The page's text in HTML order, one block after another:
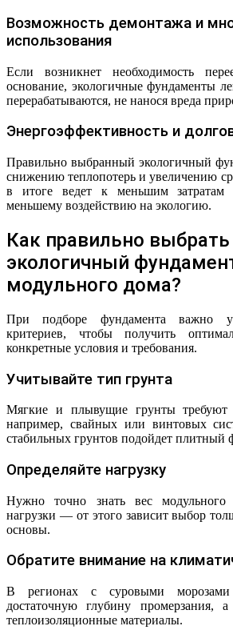
Возможность демонтажа и
использования
Если возникнет необходимость
основание, экологичные фундаменты
перерабатываются, не нанося вреда
Энергоэффективность и
Правильно выбранный экологичный
снижению теплопотерь и увеличению
в итоге ведет к меньшим затратам
меньшему воздействию на экологию.
Как правильно выбрать
экологичный
модульного дома?
При подборе фундамента важно
критериев, чтобы получить
конкретные условия и требования.
Учитывайте тип грунта
Мягкие и плывущие грунты
например, свайных или винтовых
стабильных грунтов подойдет плитный
Определяйте нагрузку
Нужно точно знать вес
нагрузки — от этого зависит выбор
основы.
Обратите внимание на
В регионах с суровыми морозами
достаточную глубину промерзания, а
теплоизоляционные материалы.